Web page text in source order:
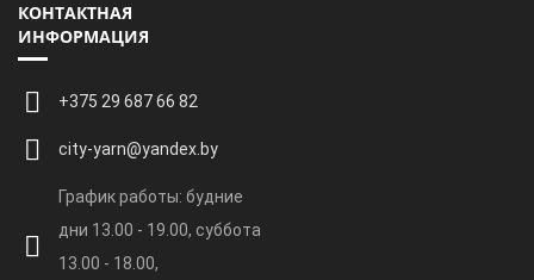
КОНТАКТНАЯ
ИНФОРМАЦИЯ
+375 29 687 66 82
city-yarn@yandex.by
График работы: будние
дни 13.00 - 19.00, суббота
13.00 - 18.00,